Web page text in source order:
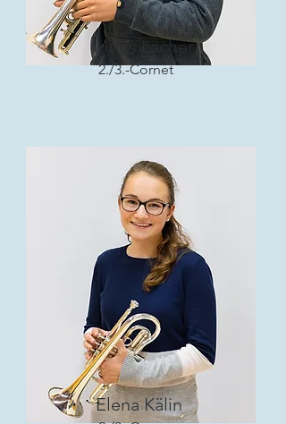
Linus Lacher
2./3.-Cornet
Elena Kälin